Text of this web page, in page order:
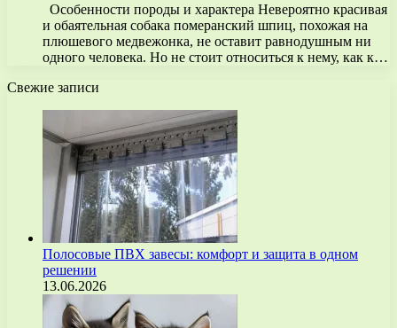
Особенности породы и характера Невероятно красивая
и обаятельная собака померанский шпиц, похожая на
плюшевого медвежонка, не оставит равнодушным ни
одного человека. Но не стоит относиться к нему, как к…
Свежие записи
Полосовые ПВХ завесы: комфорт и защита в одном
решении
13.06.2026